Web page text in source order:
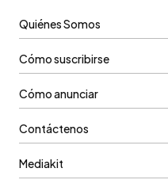
Quiénes Somos
Cómo suscribirse
Cómo anunciar
Contáctenos
Mediakit